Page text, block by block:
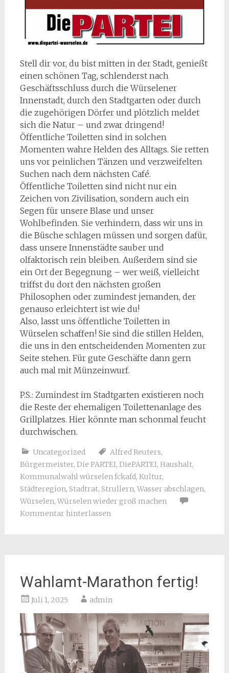
Stell dir vor, du bist mitten in der Stadt, genießt
einen schönen Tag, schlenderst nach
Geschäftsschluss durch die Würselener
Innenstadt, durch den Stadtgarten oder durch
die zugehörigen Dörfer und plötzlich meldet
sich die Natur – und zwar dringend!
Öffentliche Toiletten sind in solchen
Momenten wahre Helden des Alltags. Sie retten
uns vor peinlichen Tänzen und verzweifelten
Suchen nach dem nächsten Café.
Öffentliche Toiletten sind nicht nur ein
Zeichen von Zivilisation, sondern auch ein
Segen für unsere Blase und unser
Wohlbefinden. Sie verhindern, dass wir uns in
die Büsche schlagen müssen und sorgen dafür,
dass unsere Innenstädte sauber und
olfaktorisch rein bleiben. Außerdem sind sie
ein Ort der Begegnung – wer weiß, vielleicht
triffst du dort den nächsten großen
Philosophen oder zumindest jemanden, der
genauso erleichtert ist wie du!
Also, lasst uns öffentliche Toiletten in
Würselen schaffen! Sie sind die stillen Helden,
die uns in den entscheidenden Momenten zur
Seite stehen. Für gute Geschäfte dann gern
auch mal mit Münzeinwurf.
P.S.: Zumindest im Stadtgarten existieren noch
die Reste der ehemaligen Toilettenanlage des
Grillplatzes. Hier könnte man schonmal feucht
durchwischen.
Uncategorized Alfred Reuters,
Bürgermeister, Die PARTEI, DiePARTEI, Haushalt,
Kommunalwahl würselen fckafd, Kultur,
Städteregion, Stadtrat, Strullern, Wasser abschlagen,
Würselen, Würselen wieder groß machen
Kommentar hinterlassen
Wahlamt-Marathon fertig!
Juli 1, 2025 admin